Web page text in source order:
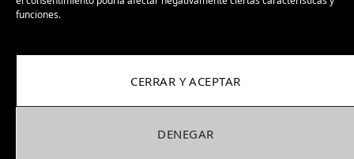
funciones.
CERRAR Y ACEPTAR
DENEGAR